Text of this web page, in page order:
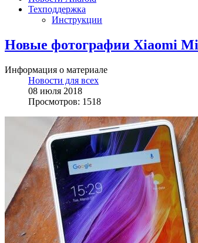
Техподдержка
Инструкции
Новые фотографии Xiaomi
Информация о материале
Новости для всех
08 июля 2018
Просмотров: 1518